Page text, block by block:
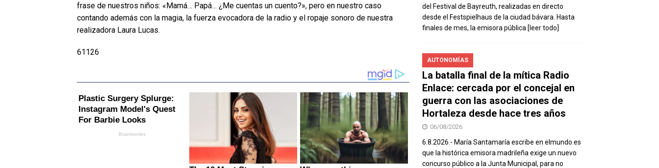
frase de nuestros niños: «Mamá… Papá… ¿Me cuentas un cuento?», pero en nuestro caso
contando además con la magia, la fuerza evocadora de la radio y el ropaje sonoro de nuestra
realizadora Laura Lucas.
61126
del Festival de Bayreuth, realizadas en directo
desde el Festspielhaus de la ciudad bávara. Hasta
finales de mes, la emisora pública [leer todo]
AUTONOMÍAS
La batalla final de la mítica Radio
Enlace: cercada por el concejal en
guerra con las asociaciones de
Hortaleza desde hace tres años
06/08/2026
6.8.2026.- María Santamaría escribe en elmundo.es
que la histórica emisora madrileña exige un nuevo
concurso público a la Junta Municipal, para no